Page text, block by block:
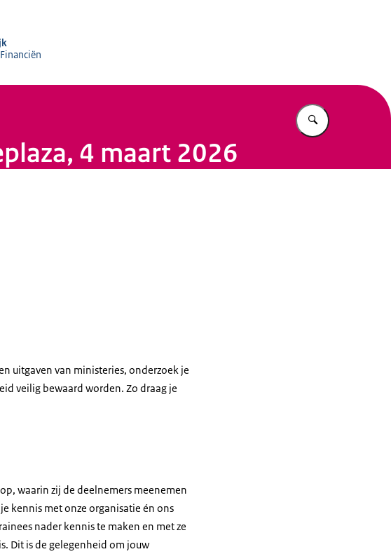
Vul in wat u
4 maart 2026
uitgaven van ministeries, onderzoek je
veilig bewaard worden. Zo draag je
waarin zij de deelnemers meenemen
kennis met onze organisatie én ons
nader kennis te maken en met ze
Dit is de gelegenheid om jouw